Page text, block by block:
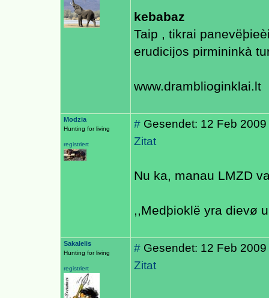
kebabaz
Taip , tikrai
erudicijos pirmininkà
www.dramblioginklai.lt
Modzia
Hunting for living
registriert
# Gesendet: 12 Feb 2009
Zitat
Nu ka, manau LMZD
,,Medþioklë yra dievø
Sakalelis
Hunting for living
registriert
# Gesendet: 12 Feb 2009
Zitat